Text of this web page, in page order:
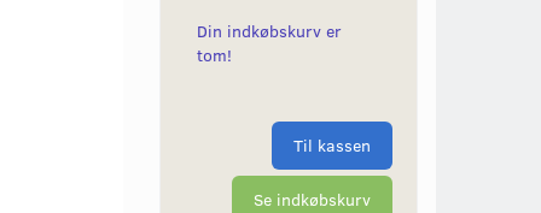
Din indkøbskurv er
tom!
Til kassen
Se indkøbskurv